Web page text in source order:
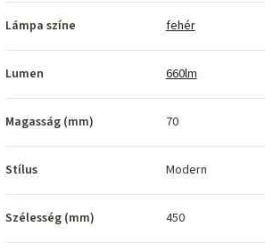
Lámpa színe fehér
Lumen 660lm
Magasság (mm) 70
Stílus Modern
Szélesség (mm) 450